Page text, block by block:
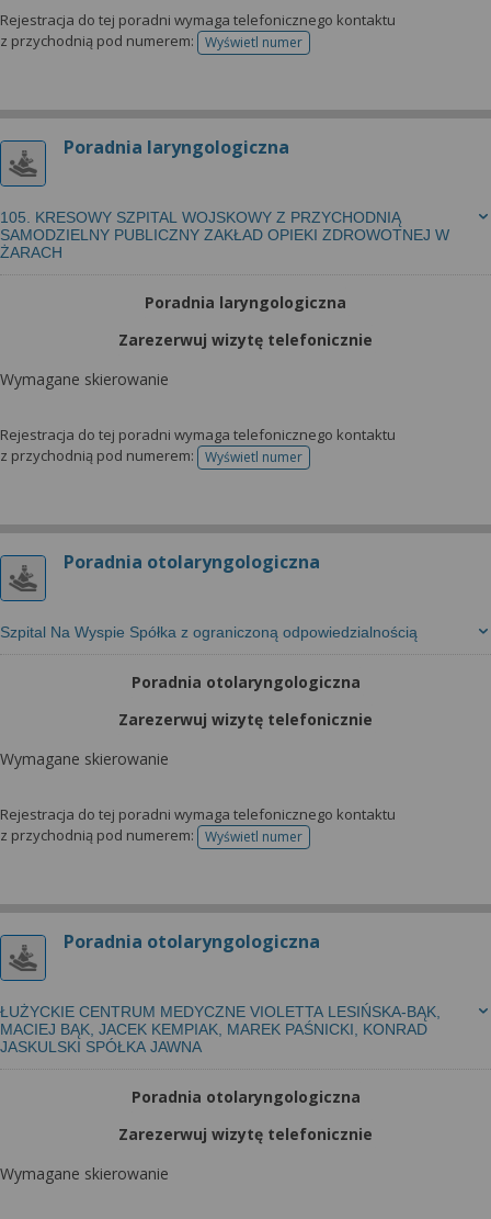
Rejestracja do tej poradni wymaga telefonicznego kontaktu
z przychodnią pod numerem:
Wyświetl numertelefonu do rejestracji
Poradnia laryngologiczna
105. KRESOWY SZPITAL WOJSKOWY Z PRZYCHODNIĄ
SAMODZIELNY PUBLICZNY ZAKŁAD OPIEKI ZDROWOTNEJ W
ŻARACH
Poradnia laryngologiczna
Zarezerwuj wizytę telefonicznie
Wymagane skierowanie
Rejestracja do tej poradni wymaga telefonicznego kontaktu
z przychodnią pod numerem:
Wyświetl numertelefonu do rejestracji
Poradnia otolaryngologiczna
Szpital Na Wyspie Spółka z ograniczoną odpowiedzialnością
Poradnia otolaryngologiczna
Zarezerwuj wizytę telefonicznie
Wymagane skierowanie
Rejestracja do tej poradni wymaga telefonicznego kontaktu
z przychodnią pod numerem:
Wyświetl numertelefonu do rejestracji
Poradnia otolaryngologiczna
ŁUŻYCKIE CENTRUM MEDYCZNE VIOLETTA LESIŃSKA-BĄK,
MACIEJ BĄK, JACEK KEMPIAK, MAREK PAŚNICKI, KONRAD
JASKULSKI SPÓŁKA JAWNA
Poradnia otolaryngologiczna
Zarezerwuj wizytę telefonicznie
Wymagane skierowanie